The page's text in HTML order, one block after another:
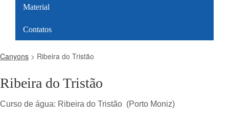
Material
Contatos
Canyons > Ribeira do Tristão
Ribeira do Tristão
Curso de água: Ribeira do Tristão (Porto Moniz)